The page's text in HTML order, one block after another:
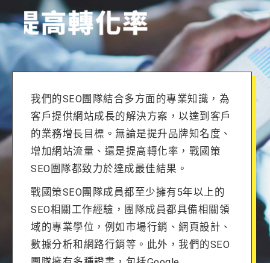
我們的SEO團隊結合多方面的專業知識，為
客戶提供網站成長的解決方案，以達到客戶
的業務增長目標。無論是提升品牌知名度、
增加網站流量、還是提高轉化率，戰國策
SEO團隊都致力於達成最佳結果。
戰國策SEO團隊成員都至少擁有5年以上的
SEO相關工作經驗，團隊成員都具備相關領
域的專業學位，例如市場行銷、網頁設計、
數據分析和網路行銷等。此外，我們的SEO